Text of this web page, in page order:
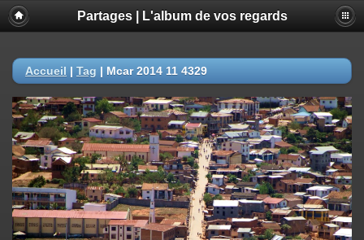
Partages | L'album de vos regards
Accueil | Tag | Mcar 2014 11 4329